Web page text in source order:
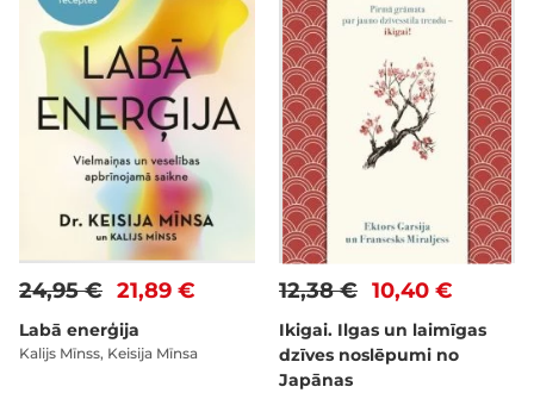
21,89 €
24,95 €
Labā enerģija
Kalijs Mīnss, Keisija Mīnsa
10,40 €
12,38 €
Ikigai. Ilgas un laimīgas
dzīves noslēpumi no
Japānas